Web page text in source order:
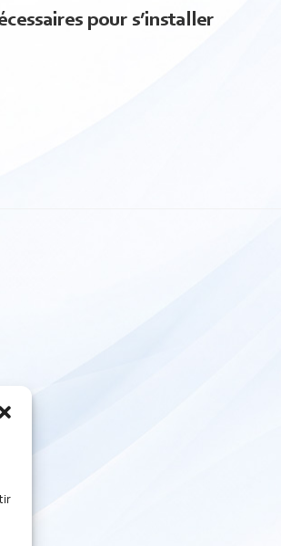
pour s’installer